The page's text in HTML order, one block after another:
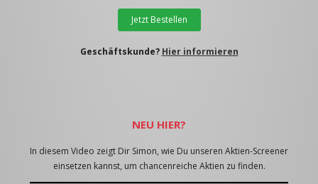
Jetzt Bestellen
Geschäftskunde? Hier informieren
NEU HIER?
In diesem Video zeigt Dir Simon, wie Du unseren Aktien-Screener
einsetzen kannst, um chancenreiche Aktien zu finden.